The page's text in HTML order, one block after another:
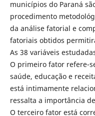
municípios do Paraná
procedimento
da análise fatorial e
fatoriais obtidos
As 38 variáveis
O primeiro fator refere-
saúde, educação e
está intimamente
ressalta a importância
O terceiro fator está